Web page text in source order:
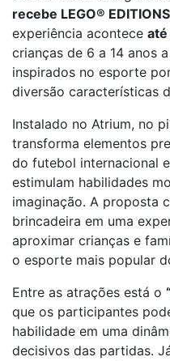
recebe LEGO®
experiência acontece até
crianças de 6 a 14 anos
inspirados no esporte
diversão características
Instalado no Atrium, no
transforma elementos
do futebol internacional
estimulam habilidades
imaginação. A proposta
brincadeira em uma
aproximar crianças e
o esporte mais popular
Entre as atrações está o
que os participantes
habilidade em uma
decisivos das partidas.